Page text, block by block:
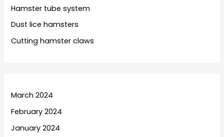
Hamster tube system
Dust lice hamsters
Cutting hamster claws
March 2024
February 2024
January 2024